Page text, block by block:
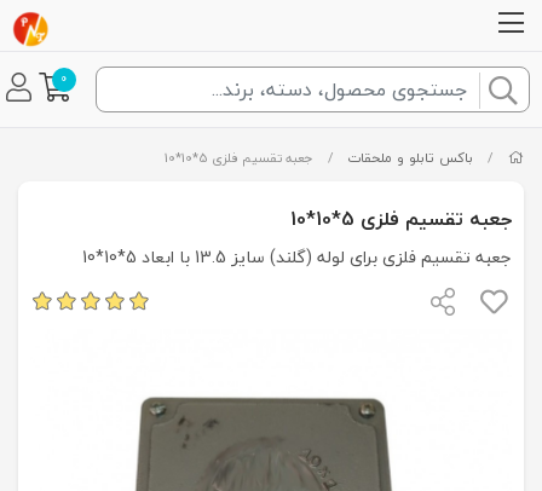
0
/ باکس تابلو و ملحقات / جعبه تقسیم فلزی 5*10*10
جعبه تقسیم فلزی 5*10*10
جعبه تقسیم فلزی برای لوله (گلند) سایز 13.5 با ابعاد 5*10*10